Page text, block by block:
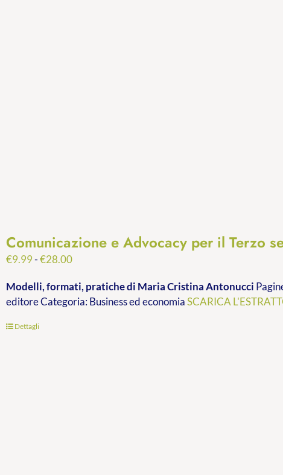
Comunicazione e Advocacy per il Terzo
€9.99-€28.00Fascia
prezzo:
da
Modelli, formati, pratichedi Maria Cristina Antonucci
editore Categoria: Business ed economiaSCARICA
Dettagli